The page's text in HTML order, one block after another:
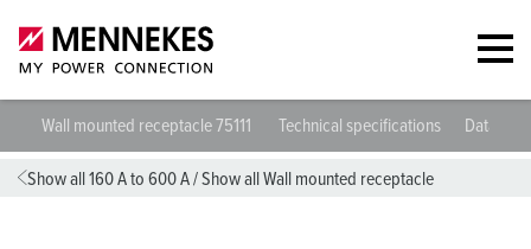
Wall mounted receptacle 75111 Technical specifications
Show all 160 A to 600 A/Show all Wall mounted receptacle